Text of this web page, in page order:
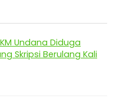
Undana Diduga
Skripsi Berulang Kali